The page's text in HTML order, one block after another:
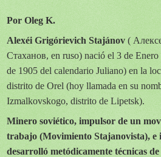
Por Oleg K.
Alexéi Grigórievich Stajánov (
Стаханов, en ruso) nació el 3 de
de 1905 del calendario Juliano) en la
distrito de Orel (hoy llamada en su
Izmalkovskogo, distrito de Lipetsk).
Minero soviético, impulsor de un
trabajo (Movimiento Stajanovista),
desarrolló metódicamente técnicas